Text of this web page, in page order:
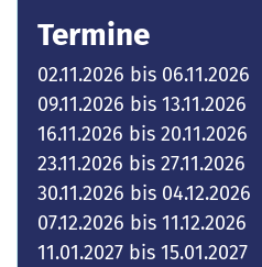
Termine
02.11.2026 bis 06.11.2026
09.11.2026 bis 13.11.2026
16.11.2026 bis 20.11.2026
23.11.2026 bis 27.11.2026
30.11.2026 bis 04.12.2026
07.12.2026 bis 11.12.2026
11.01.2027 bis 15.01.2027